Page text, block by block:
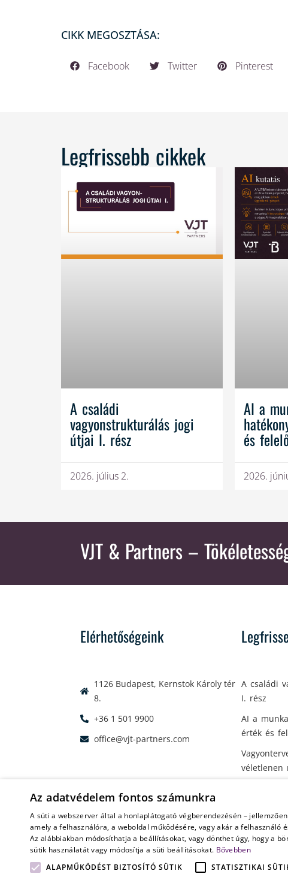
CIKK MEGOSZTÁSA:
Facebook Twitter Pinterest
Legfrissebb cikkek
A családi
vagyonstrukturálás jogi
útjai I. rész
2026. július 2.
AI a
és
2026.
VJT & Partners –
Elérhetőségeink
1126 Budapest, Kernstok Károly tér
8.
+36 1 501 9900
office@vjt-partners.com
A családi
I. rész
AI a
érték és
véletlenen
© 2026 VJT & PartnersMinden jog fenntartvaHozzáférésJogi
Ezt a honlapot a Budapesti Ügyvédi Kamarában (1055
ügyvédekre vonatkozó jogszabályok és belső
Az adatvédelem fontos számunkra
A süti a webszerver által a honlaplátogató végberendezésén –
amely a felhasználóra, a weboldal működésére, vagy akár a
Az alábbiakban módosíthatja a beállításokat, vagy dönthet úgy, hogy a
sütik használatát vagy módosítja a süti beállításokat. Bővebben
ALAPMŰKÖDÉST BIZTOSÍTÓ SÜTIK
STATISZTIKAI